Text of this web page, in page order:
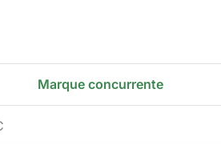
Marque concurrente